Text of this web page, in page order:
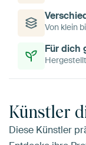
Von klein
Für dich
Künstler
Diese Künstler